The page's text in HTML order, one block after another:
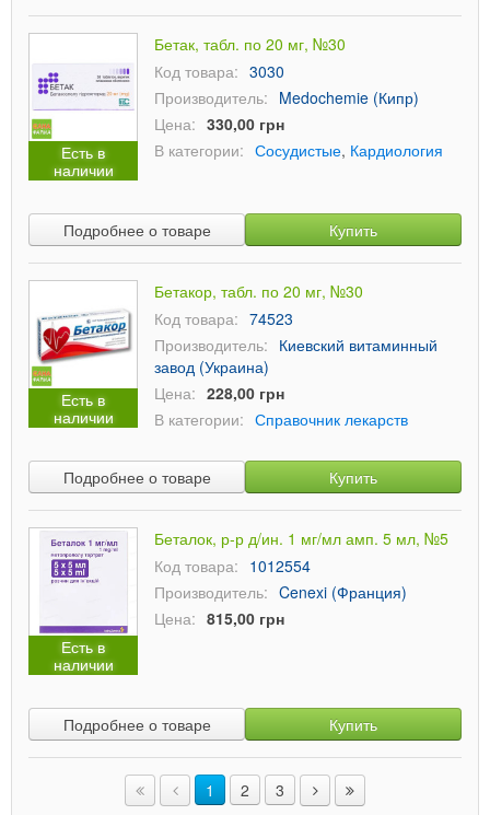
Есть в
наличии
Бетак, табл. по 20 мг, №30
Код товара: 3030
Производитель: Medochemie (Кипр)
Цена: 330,00 грн
В категории: Сосудистые, Кардиология
Подробнее о товаре Купить
Есть в
наличии
Бетакор, табл. по 20 мг, №30
Код товара: 74523
Производитель: Киевский витаминный
завод (Украина)
Цена: 228,00 грн
В категории: Справочник лекарств
Подробнее о товаре Купить
Есть в
наличии
Беталок, р-р д/ин. 1 мг/мл амп. 5 мл, №5
Код товара: 1012554
Производитель: Cenexi (Франция)
Цена: 815,00 грн
Подробнее о товаре Купить
1 2 3